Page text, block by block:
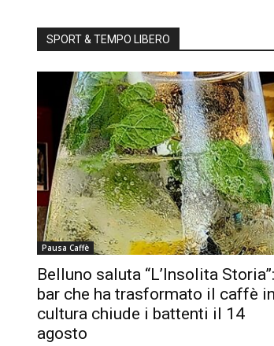
SPORT & TEMPO LIBERO
Pausa Caffè
Belluno saluta “L’Insolita
bar che ha trasformato il caffè in
cultura chiude i battenti il 14
agosto